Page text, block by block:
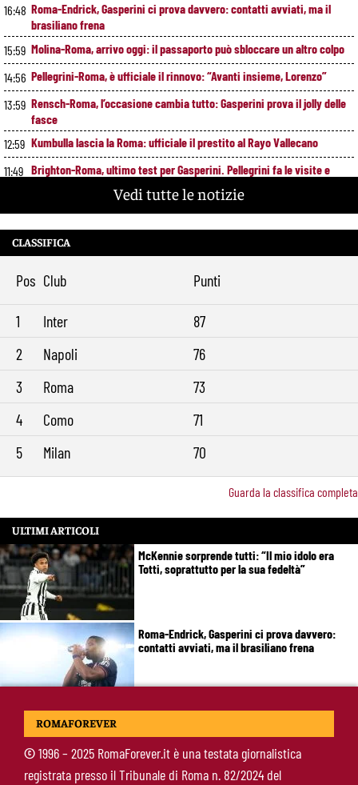
16:48 Roma-Endrick, Gasperini ci prova davvero: contatti avviati, ma il
brasiliano frena
15:59 Molina-Roma, arrivo oggi: il passaporto può sbloccare un altro colpo
14:56 Pellegrini-Roma, è ufficiale il rinnovo: “Avanti insieme, Lorenzo”
13:59 Rensch-Roma, l’occasione cambia tutto: Gasperini prova il jolly delle
fasce
12:59 Kumbulla lascia la Roma: ufficiale il prestito al Rayo Vallecano
11:49 Brighton-Roma, ultimo test per Gasperini. Pellegrini fa le visite e
10:41
9:32
Mercato Roma, Gasperini aspetta ancora il suo trequartista: Nusa
Vedi tutte le notizie
CLASSIFICA
Pos Club Punti
1 Inter
87
2
Napoli
76
3
Roma
73
4
Como
71
5
Milan 70
Guarda la classifica completa
ULTIMI ARTICOLI
McKennie sorprende tutti: “Il mio idolo era
Totti, soprattutto per la sua fedeltà”
Roma-Endrick, Gasperini ci prova davvero:
contatti avviati, ma il brasiliano frena
Molina-Roma, arrivo oggi: il passaporto può
ROMAFOREVER
©1996 – 2025 RomaForever.it è una testata giornalistica
registrata presso il Tribunale di Roma n. 82/2024 del